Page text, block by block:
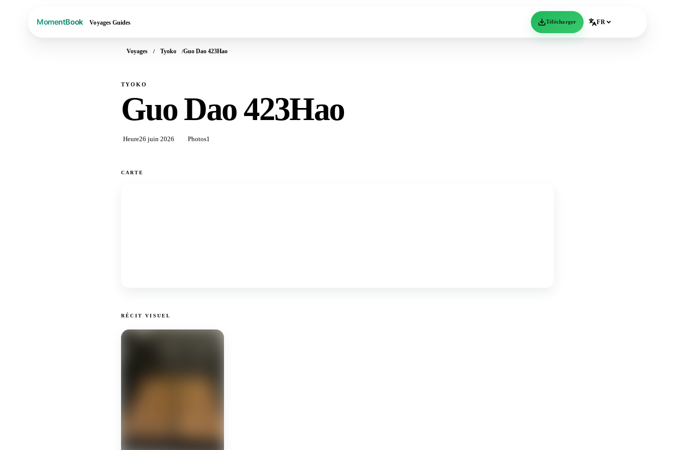
Voyages Guides Télécharger FR
Voyages Tyoko Guo Dao 423Hao
TYOKO
Guo Dao 423Hao
Heure26 juin 2026 Photos1
CARTE
RÉCIT VISUEL